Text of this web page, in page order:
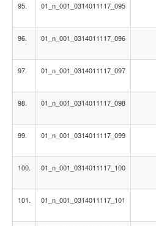
95. 01_n_001_0314011117_095
96. 01_n_001_0314011117_096
97. 01_n_001_0314011117_097
98. 01_n_001_0314011117_098
99. 01_n_001_0314011117_099
100. 01_n_001_0314011117_100
101. 01_n_001_0314011117_101